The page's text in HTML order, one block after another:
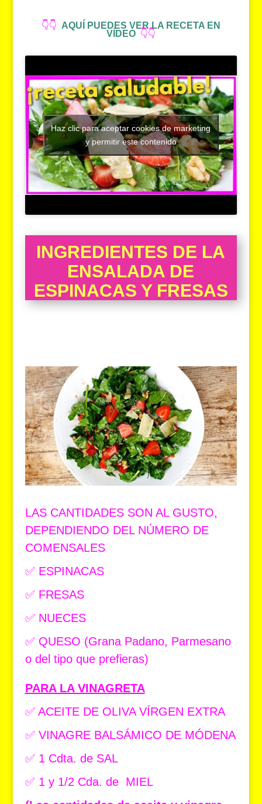
👇👇 AQUÍ PUEDES VER LA RECETA EN
VÍDEO 👇👇
Haz clic para aceptar cookies de marketing
y permitir este contenido
INGREDIENTES DE LA
ENSALADA DE
ESPINACAS Y FRESAS
LAS CANTIDADES SON AL GUSTO,
DEPENDIENDO DEL NÚMERO DE
COMENSALES
✅ ESPINACAS
✅ FRESAS
✅ NUECES
✅ QUESO (Grana Padano, Parmesano
o del tipo que prefieras)
PARA LA VINAGRETA
✅ ACEITE DE OLIVA VÍRGEN EXTRA
✅ VINAGRE BALSÁMICO DE MÓDENA
✅ 1 Cdta. de SAL
✅ 1 y 1/2 Cda. de MIEL